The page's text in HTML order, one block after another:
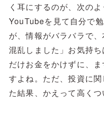
く耳にするのが、次の
YouTubeを見て自分で
が、情報がバラバラで
混乱しました」お気持
だけお金をかけずに、
すよね。ただ、投資に
た結果、かえって高く